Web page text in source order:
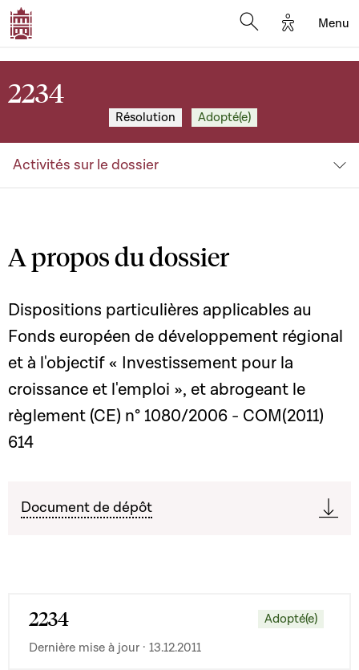
Options
Menu
2234
Résolution Adopté(e)
Activités sur le dossier
A propos du dossier
Dispositions particulières applicables au
Fonds européen de développement régional
et à l'objectif « Investissement pour la
croissance et l'emploi », et abrogeant le
règlement (CE) n° 1080/2006 - COM(2011)
614
Document de dépôt
2234
Adopté(e)
Dernière mise à jour · 13.12.2011